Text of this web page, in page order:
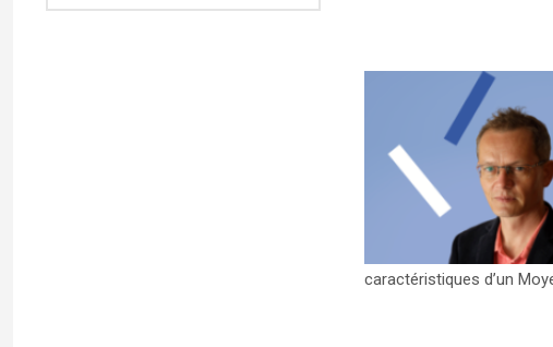
caractéristiques d’un